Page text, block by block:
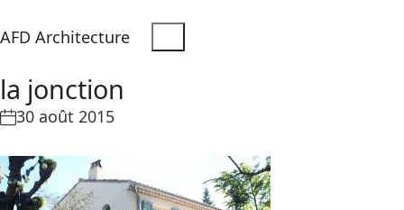
AFD Architecture
la jonction
30 août 2015